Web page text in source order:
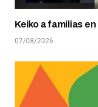
Keiko a familias en
07/08/2026